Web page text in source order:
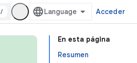
/ Acceder
En esta página
Resumen